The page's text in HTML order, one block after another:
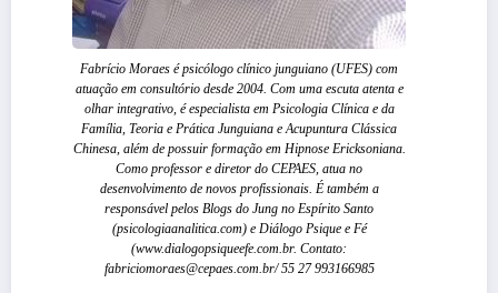
Fabrício Moraes é psicólogo clínico junguiano (UFES) com
atuação em consultório desde 2004. Com uma escuta atenta e
olhar integrativo, é especialista em Psicologia Clínica e da
Família, Teoria e Prática Junguiana e Acupuntura Clássica
Chinesa, além de possuir formação em Hipnose Ericksoniana.
Como professor e diretor do CEPAES, atua no
desenvolvimento de novos profissionais. É também a
responsável pelos Blogs do Jung no Espírito Santo
(psicologiaanalitica.com) e Diálogo Psique e Fé
(www.dialogopsiqueefe.com.br. Contato:
fabriciomoraes@cepaes.com.br/ 55 27 993166985